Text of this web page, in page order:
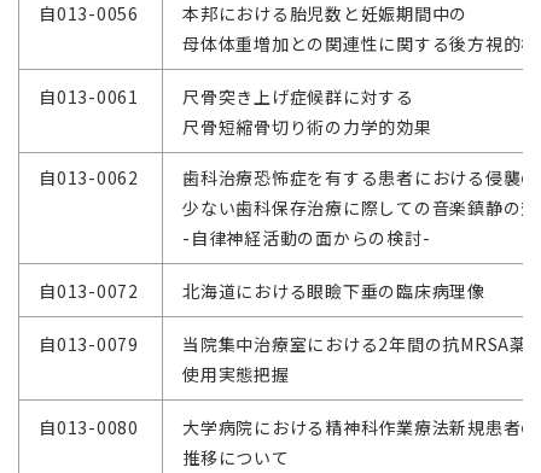
自013-0056
本邦における胎児数と妊娠期間中の
母体体重増加との関連性に関する後方視的
自013-0061
尺骨突き上げ症候群に対する
尺骨短縮骨切り術の力学的効果
自013-0062
歯科治療恐怖症を有する患者における侵襲の
少ない歯科保存治療に際しての音楽鎮静の
-自律神経活動の面からの検討-
自013-0072 北海道における眼瞼下垂の臨床病理像
自013-0079
当院集中治療室における2年間の抗MRSA薬
使用実態把握
自013-0080
大学病院における精神科作業療法新規患者の
推移について